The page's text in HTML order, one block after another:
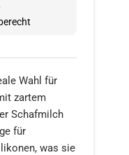
Wahl für
zartem
Schafmilch
für
was sie